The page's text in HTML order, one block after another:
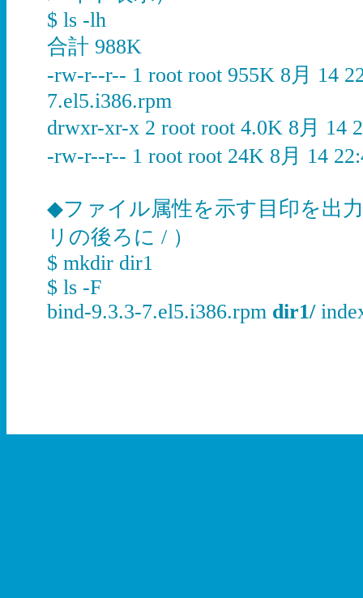
$ ls -lh
合計 988K
-rw-r--r-- 1 root root 955K 8月 14
7.el5.i386.rpm
drwxr-xr-x 2 root root 4.0K 8月 14
-rw-r--r-- 1 root root 24K 8月 14
◆ファイル属性を示す目印を出
リの後ろに / ）
$ mkdir dir1
$ ls -F
bind-9.3.3-7.el5.i386.rpm dir1/